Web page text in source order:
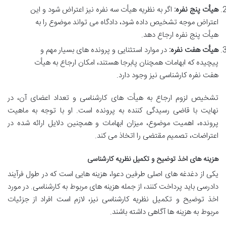
هیأت پنج نفره: اگر به نظریه هیأت سه نفره نیز اعتراض شود و این
اعتراض موجه تشخیص داده شود، دادگاه می تواند موضوع را به
هیأت پنج نفره ارجاع دهد.
هیأت هفت نفره: در موارد استثنایی و پرونده های بسیار مهم و
پیچیده که ابهامات همچنان پابرجا هستند، امکان ارجاع به هیأت
هفت نفره کارشناسی نیز وجود دارد.
تشخیص لزوم ارجاع به هیأت های کارشناسی و تعداد اعضای آن، در
نهایت با قاضی رسیدگی کننده به پرونده است. او با توجه به ماهیت
پرونده، اهمیت موضوع، میزان ابهامات و همچنین دلایل ارائه شده در
اعتراضات، تصمیم مقتضی را اتخاذ می کند.
هزینه های اخذ توضیح و تکمیل نظریه کارشناسی
یکی از دغدغه های اصلی طرفین دعوا، هزینه هایی است که در طول فرآیند
دادرسی باید پرداخت کنند، از جمله هزینه های مربوط به کارشناسی. در مورد
اخذ توضیح و تکمیل نظریه کارشناسی نیز، لازم است افراد از جزئیات
مربوط به هزینه ها آگاهی داشته باشند.